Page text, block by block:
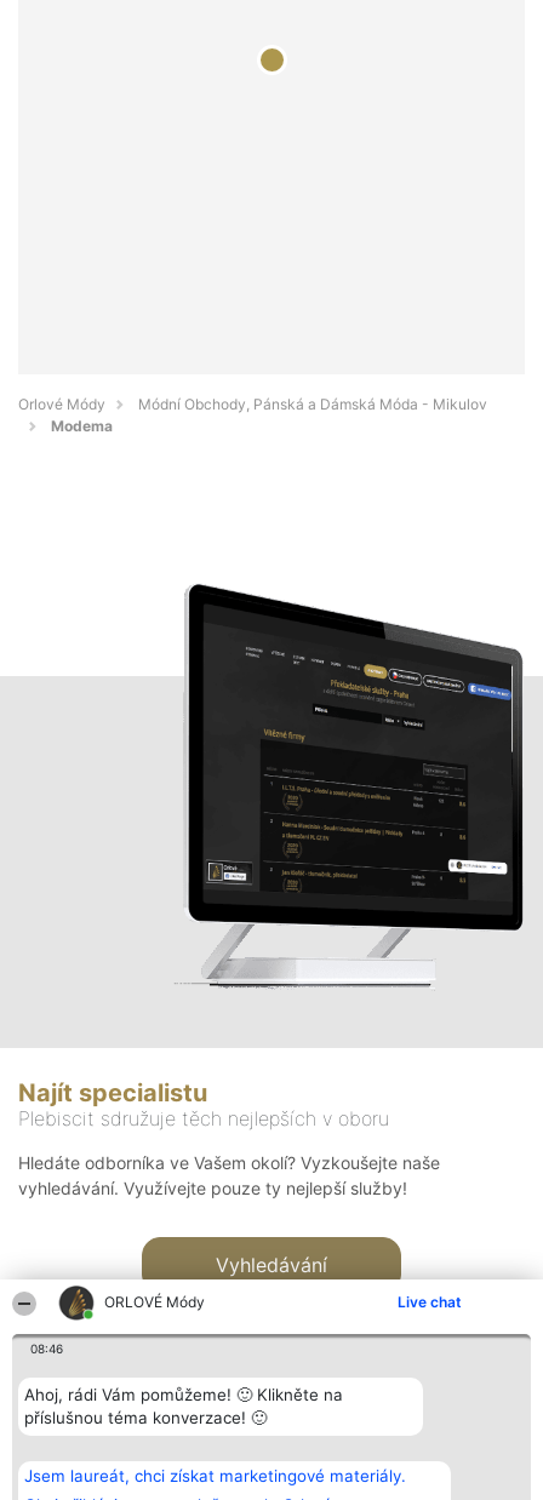
ORLOVÉ Módy Live chat
08:46
Ahoj, rádi Vám pomůžeme! 🙂 Klikněte na
příslušnou téma konverzace! 🙂
Jsem laureát, chci získat marketingové materiály.
Orlové Módy
Módní Obchody, Pánská a Dámská Móda - Mikulov
Modema
Najít specialistu
Plebiscit sdružuje těch nejlepších v oboru
Hledáte odborníka ve Vašem okolí? Vyzkoušejte naše
vyhledávání. Využívejte pouze ty nejlepší služby!
Vyhledávání
Bright Side Solutions sp. z o.
o. sp. k.
ul. Ruska 22
Vítězové
Seznam všech
laureátů
Kontakt